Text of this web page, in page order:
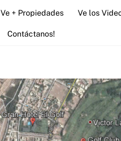
Ve + Propiedades Ve los
Contáctanos!